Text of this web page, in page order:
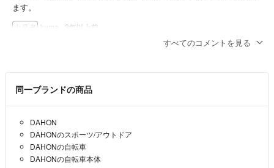
ます。
出品者 kuma - 3年以上前
発送先はどちらになりますでしょうか？
お値引きに関しては送料も検討させていただきたいので。
ペダルはお付けいたしますが、キズは多いのであくまでオマケ程度に
すべてのコメントを見る
同一ブランドの商品
DAHON
DAHONのスポーツ/アウトドア
DAHONの自転車
DAHONの自転車本体